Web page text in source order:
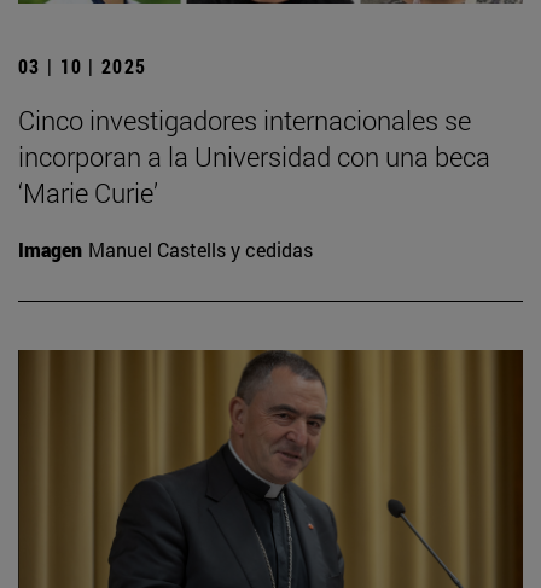
03 | 10 | 2025
Cinco investigadores internacionales se
incorporan a la Universidad con una beca
‘Marie Curie’
Imagen Manuel Castells y cedidas